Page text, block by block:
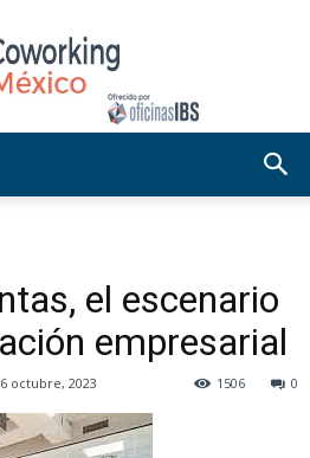
OficinasIBS
el escenario
empresarial
6 octubre, 2023 0
1506